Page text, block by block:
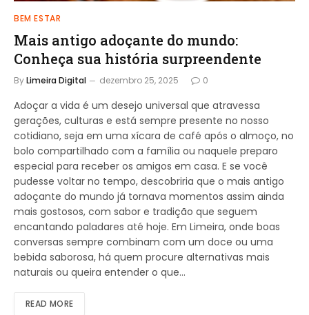
BEM ESTAR
Mais antigo adoçante do mundo:
Conheça sua história surpreendente
ByLimeira Digital dezembro 25, 2025 0
Adoçar a vida é um desejo universal que atravessa
gerações, culturas e está sempre presente no nosso
cotidiano, seja em uma xícara de café após o almoço, no
bolo compartilhado com a família ou naquele preparo
especial para receber os amigos em casa. E se você
pudesse voltar no tempo, descobriria que o mais antigo
adoçante do mundo já tornava momentos assim ainda
mais gostosos, com sabor e tradição que seguem
encantando paladares até hoje. Em Limeira, onde boas
conversas sempre combinam com um doce ou uma
bebida saborosa, há quem procure alternativas mais
naturais ou queira entender o que…
READ MORE